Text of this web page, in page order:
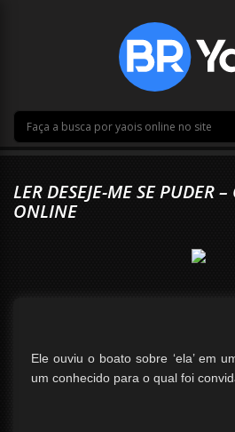
LER DESEJE-ME SE PUDER
ONLINE
Ele ouviu o boato sobre ‘ela’ em
um conhecido para o qual foi